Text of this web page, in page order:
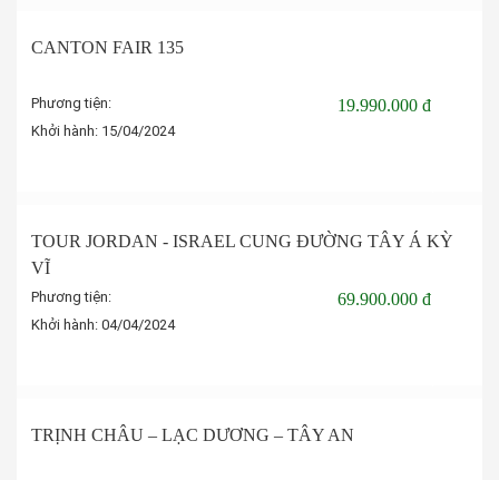
CANTON FAIR 135
Phương tiện:
Khởi hành: 15/04/2024
19.990.000 đ
TOUR JORDAN - ISRAEL CUNG ĐƯỜNG TÂY Á KỲ
VĨ
Phương tiện:
Khởi hành: 04/04/2024
69.900.000 đ
TRỊNH CHÂU – LẠC DƯƠNG – TÂY AN